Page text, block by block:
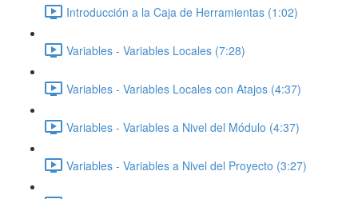
Introducción a la Caja de Herramientas (1:02)
Variables - Variables Locales (7:28)
Variables - Variables Locales con Atajos (4:37)
Variables - Variables a Nivel del Módulo (4:37)
Variables - Variables a Nivel del Proyecto (3:27)